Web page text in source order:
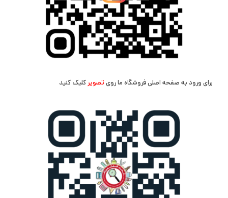
برای ورود به صفحه اصلی فروشگاه ما روی تصویر کلیک کنید